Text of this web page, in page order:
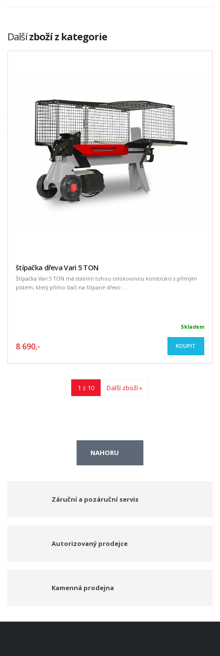
Dalšízboží z kategorie
štípačka dřeva Vari 5 TON
Štípačka Vari 5 TON má stabilní tuhou celokovovou konstrukci s přímým
pístem, který přímo tlačí na štípané dřevo ...
Skladem
8 690,- KOUPIT
1 z 10 Další zboží »
NAHORU
Záruční a pozáruční servis
Autorizovaný prodejce
Kamenná prodejna